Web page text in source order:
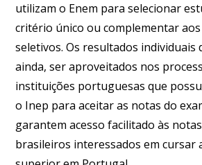
utilizam o Enem para selecionar
critério único ou complementar
seletivos. Os resultados individuais
ainda, ser aproveitados nos
instituições portuguesas que
o Inep para aceitar as notas do
garantem acesso facilitado às
brasileiros interessados em cursar